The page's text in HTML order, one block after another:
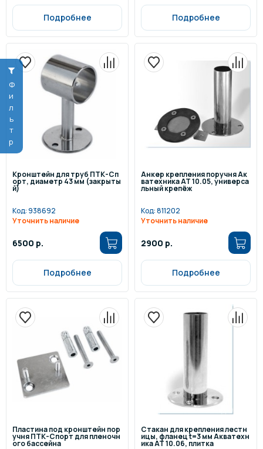
Фильтр
Подробнее Подробнее
Кронштейн для труб ПТК-Сп
орт, диаметр 43 мм (закрыты
й)
Код:938692
Уточнить наличие
6500 р.
Подробнее
Анкер крепления поручня Ак
ватехника АТ 10.05, универса
льный крепёж
Код:811202
Уточнить наличие
2900 р.
Подробнее
Пластина под кронштейн пор
учня ПТК-Спорт для пленочн
ого бассейна
Стакан для крепления лестн
ицы, фланец t=3 мм Акватехн
ика АТ 10.06, плитка